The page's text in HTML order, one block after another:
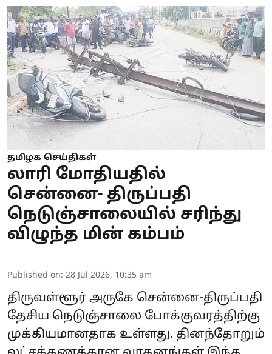
தமிழக செய்திகள்
லாரி மோதியதில்
சென்னை- திருப்பதி
நெடுஞ்சாலையில் சரிந்து
விழுந்த மின் கம்பம்
Published on: 28 Jul 2026, 10:35 am
திருவள்ளூர் அருகே சென்னை-திருப்பதி
தேசிய நெடுஞ்சாலை போக்குவரத்திற்கு
முக்கியமானதாக உள்ளது. தினந்தோறும்